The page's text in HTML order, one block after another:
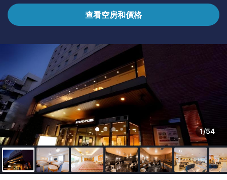
查看空房和價格
1/54